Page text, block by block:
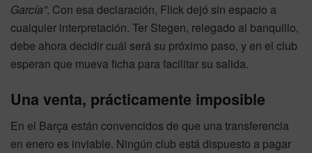
García”. Con esa declaración, Flick dejó sin espacio a
cualquier interpretación. Ter Stegen, relegado al banquillo,
debe ahora decidir cuál será su próximo paso, y en el club
esperan que mueva ficha para facilitar su salida.
Una venta, prácticamente imposible
En el Barça están convencidos de que una transferencia
en enero es inviable. Ningún club está dispuesto a pagar